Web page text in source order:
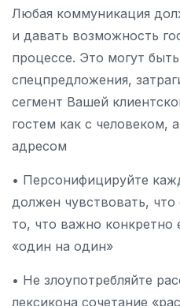
Любая коммуникация
и давать возможность
процессе. Это могут
спецпредложения,
сегмент Вашей
гостем как с человеком,
адресом
• Персонифицируйте
должен чувствовать,
то, что важно конкретно
«один на один»
• Не злоупотребляйте
лексикона сочетание